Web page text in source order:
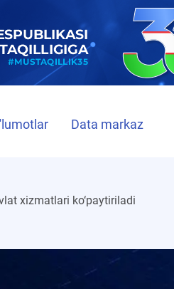
Data markaz
xizmatlari ko‘paytiriladi